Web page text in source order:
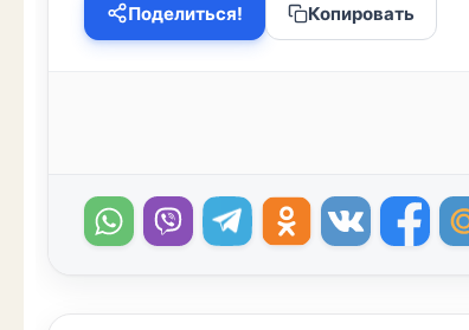
Поделиться! Копировать